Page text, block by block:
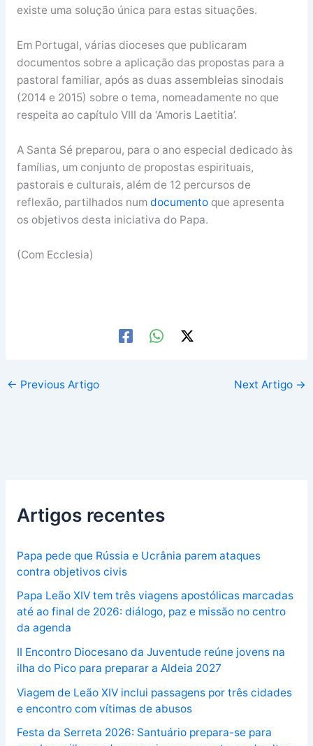
existe uma solução única para estas situações.
Em Portugal, várias dioceses que publicaram
documentos sobre a aplicação das propostas para a
pastoral familiar, após as duas assembleias sinodais
(2014 e 2015) sobre o tema, nomeadamente no que
respeita ao capítulo VIII da ‘Amoris Laetitia’.
A Santa Sé preparou, para o ano especial dedicado às
famílias, um conjunto de propostas espirituais,
pastorais e culturais, além de 12 percursos de
reflexão, partilhados num documentoque apresenta
os objetivos desta iniciativa do Papa.
(Com Ecclesia)
← Previous Artigo Next Artigo →
Artigos recentes
Papa pede que Rússia e Ucrânia parem ataques
contra objetivos civis
Papa Leão XIV tem três viagens apostólicas marcadas
até ao final de 2026: diálogo, paz e missão no centro
da agenda
II Encontro Diocesano da Juventude reúne jovens na
ilha do Pico para preparar a Aldeia 2027
Viagem de Leão XIV inclui passagens por três cidades
e encontro com vítimas de abusos
Festa da Serreta 2026: Santuário prepara-se para